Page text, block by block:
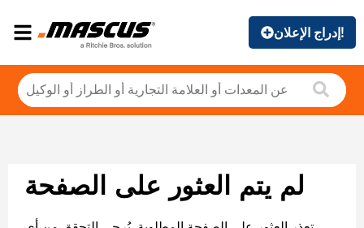
إدراج الإعلان!
لم يتم العثور على الصفحة